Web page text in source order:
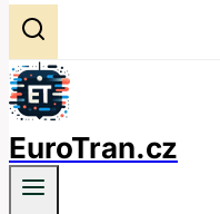
EuroTran.cz